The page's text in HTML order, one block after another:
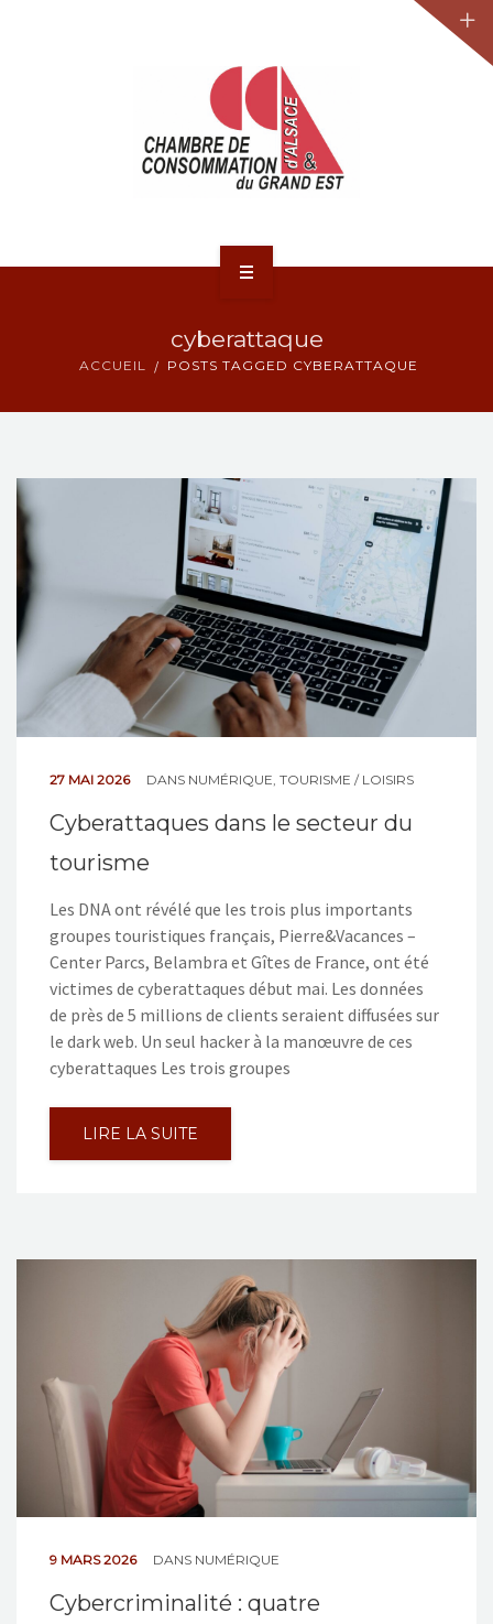
NOS ACTIONS
CONTACT
cyberattaque
ACCUEIL POSTS TAGGED CYBERATTAQUE
27 MAI 2026 DANS NUMÉRIQUE TOURISME / LOISIRS
Cyberattaques dans le secteur du
tourisme
Les DNA ont révélé que les trois plus importants
groupes touristiques français, Pierre&Vacances –
Center Parcs, Belambra et Gîtes de France, ont été
victimes de cyberattaques début mai. Les données
de près de 5 millions de clients seraient diffusées sur
le dark web. Un seul hacker à la manœuvre de ces
cyberattaques Les trois groupes
LIRE LA SUITE
9 MARS 2026 DANS NUMÉRIQUE
Cybercriminalité : quatre